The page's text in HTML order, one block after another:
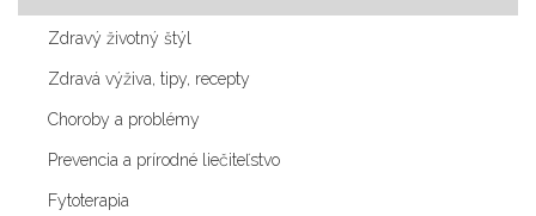
Zdravý životný štýl
Zdravá výživa, tipy, recepty
Choroby a problémy
Prevencia a prírodné liečiteľstvo
Fytoterapia